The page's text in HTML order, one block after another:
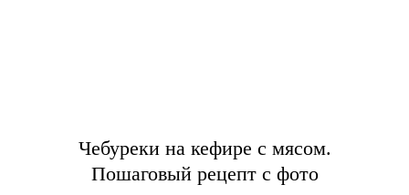
Чебуреки на кефире с мясом.
Пошаговый рецепт с фото